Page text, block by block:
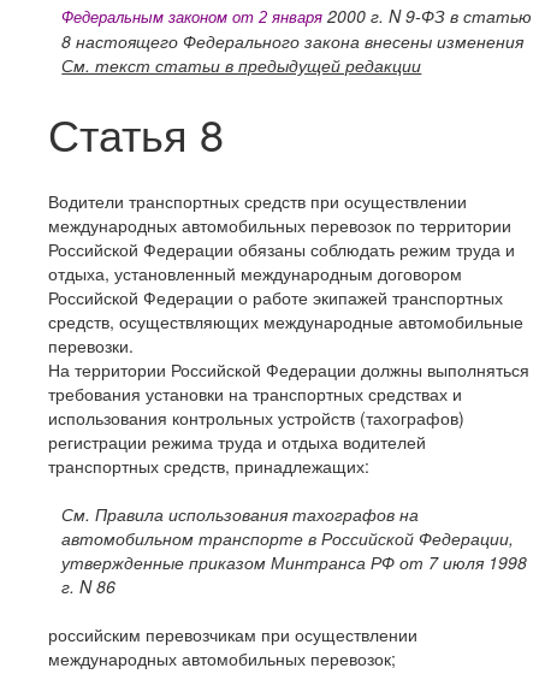
Федеральным законом от 2 января2000 г. N 9-ФЗ в статью
8 настоящего Федерального закона внесены изменения
См. текст статьи в предыдущей редакции
Статья 8
Водители транспортных средств при осуществлении
международных автомобильных перевозок по территории
Российской Федерации обязаны соблюдать режим труда и
отдыха, установленный международным договором
Российской Федерации о работе экипажей транспортных
средств, осуществляющих международные автомобильные
перевозки.
На территории Российской Федерации должны выполняться
требования установки на транспортных средствах и
использования контрольных устройств (тахографов)
регистрации режима труда и отдыха водителей
транспортных средств, принадлежащих:
См. Правила использования тахографов на
автомобильном транспорте в Российской Федерации,
утвержденные приказом Минтранса РФ от 7 июля 1998
г. N 86
российским перевозчикам при осуществлении
международных автомобильных перевозок;